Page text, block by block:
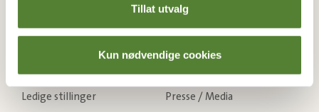
Tillat utvalg
Kun nødvendige cookies
Ofte stilte spørsmål
Gå til kontaktside
Ledige stillinger
Destinasjon Dyreparken
Dyreparkens historie
Presse / Media